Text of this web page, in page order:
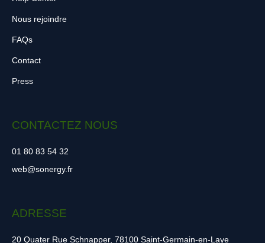
Nous rejoindre
FAQs
Contact
Press
CONTACTEZ NOUS
01 80 83 54 32
web@sonergy.fr
ADRESSE
20 Quater Rue Schnapper, 78100 Saint-Germain-en-Laye